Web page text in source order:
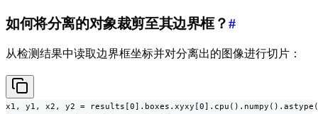
如何将分离的对象裁剪至其边界框？#
从检测结果中读取边界框坐标并对分离出的图像进行切片：
x1, y1, x2, y2 =